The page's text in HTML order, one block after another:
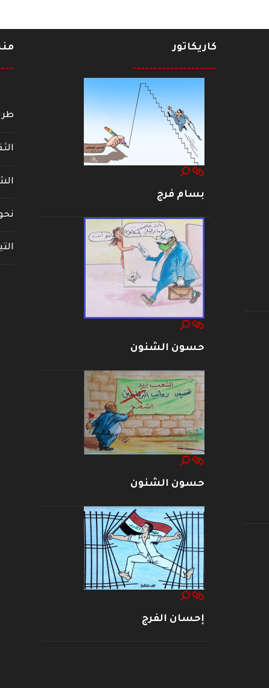
كاريكاتور
--------------------
بسام فرج
حسون الشنون
حسون الشنون
إحسان الفرج